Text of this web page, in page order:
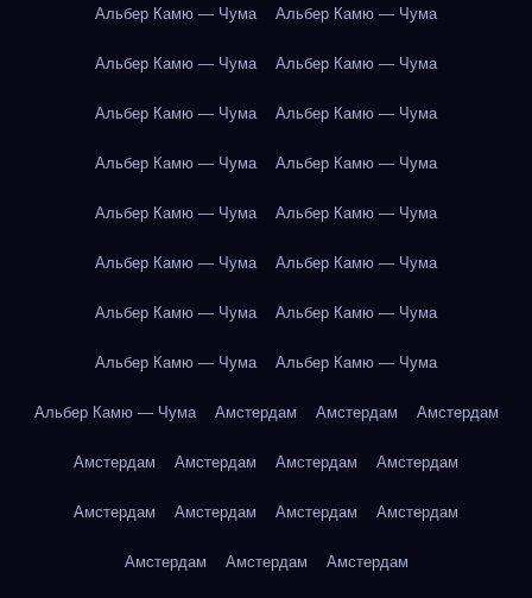
Альбер Камю — Чума Альбер Камю — Чума
Альбер Камю — Чума Альбер Камю — Чума
Альбер Камю — Чума Альбер Камю — Чума
Альбер Камю — Чума Альбер Камю — Чума
Альбер Камю — Чума Альбер Камю — Чума
Альбер Камю — Чума Альбер Камю — Чума
Альбер Камю — Чума Альбер Камю — Чума
Альбер Камю — Чума Альбер Камю — Чума
Альбер Камю — Чума Амстердам Амстердам Амстердам
Амстердам Амстердам Амстердам Амстердам
Амстердам Амстердам Амстердам Амстердам
Амстердам Амстердам Амстердам